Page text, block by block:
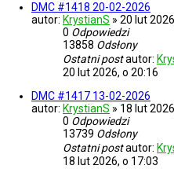
DMC #1418 20-02-2026
autor: KrystianS » 20 lut
0 Odpowiedzi
13858 Odsłony
Ostatni postautor:
20 lut 2026, o 20:16
DMC #1417 13-02-2026
autor: KrystianS » 18 lut
0 Odpowiedzi
13739 Odsłony
Ostatni postautor:
18 lut 2026, o 17:03